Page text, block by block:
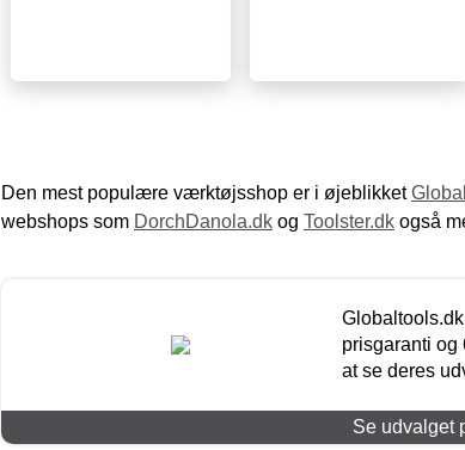
Den mest populære værktøjsshop er i øjeblikket
webshops som DorchDanola.dk og Toolster.dk også
prisgaranti og
at se deres
Se udvalget